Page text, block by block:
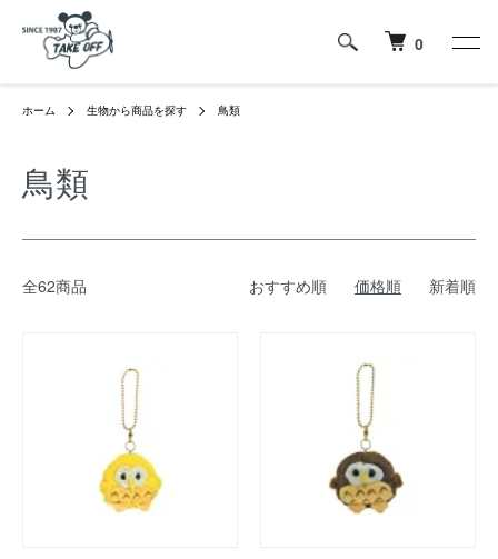
0
ホーム 生物から商品を探す 鳥類
鳥類
全62商品 おすすめ順 価格順 新着順